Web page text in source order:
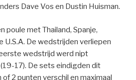
Dave Vos en Dustin Huisman.
poule met Thailand, Spanje,
U.S.A. De wedstrijden verliepen
wedstrijd werd nipt
17). De sets eindigden dit
2 punten verschil en maximaal